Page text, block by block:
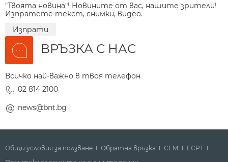
"Твоята новина"! Новините от вас, нашите зрители!
Изпратете текст, снимки, видео.
Изпрати
ВРЪЗКА С НАС
Всичко най-важно в твоя телефон
02 814 2100
news@bnt.bg
Общи условия за ползване Обратна връзка СЕМ
ECPT